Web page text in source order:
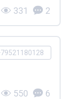
331 2
550 6